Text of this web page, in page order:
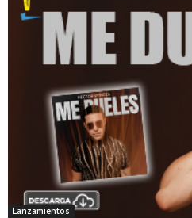
Lanzamientos